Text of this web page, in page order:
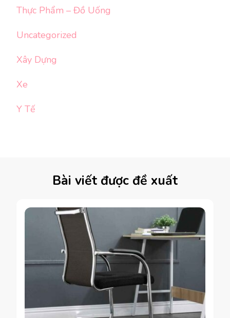
Thực Phẩm – Đồ Uống
Uncategorized
Xây Dựng
Xe
Y Tế
Bài viết được đề xuất